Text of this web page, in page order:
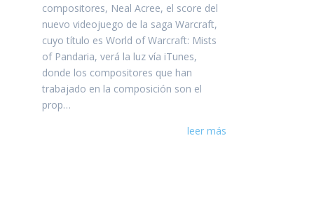
compositores, Neal Acree, el score del
nuevo videojuego de la saga Warcraft,
cuyo título es World of Warcraft: Mists
of Pandaria, verá la luz vía iTunes,
donde los compositores que han
trabajado en la composición son el
prop…
leer más